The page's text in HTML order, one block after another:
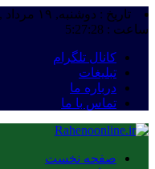
تاریخ : دوشنبه, ۱۹ مرداد , ۱۴۰۵
ساعت : 5:27:29
کانال تلگرام
تبلیغات
درباره ما
تماس با ما
صفحه نخست